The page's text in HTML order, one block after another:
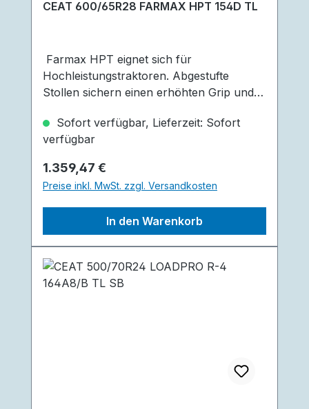
CEAT 600/65R28 FARMAX HPT 154D TL
Farmax HPT eignet sich für
Hochleistungstraktoren. Abgestufte
Stollen sichern einen erhöhten Grip und
bietet eine extra breite Lauffläche, diese
sorgt für eine höhere Standfläche, die
Stollenverbindung stabilisiert die Stollen
und hilft bei der Selbstreinigung. Geringere
Schäden an Boden und Pflanzen durch
abgerundete Schultern, sowie guter
Geräusche und Vibration durch 50°
Stollenwinkel in der Lauffläche sind
Sofort verfügbar, Lieferzeit: Sofort
verfügbar
Regulärer Preis:
1.359,47 €
Preise inkl. MwSt. zzgl. Versandkosten
In den Warenkorb